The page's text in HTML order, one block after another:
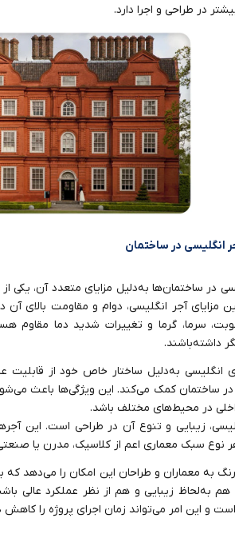
در طراحی و اجرا دارد.
انگلیسی در ساختمان
در ساختمان‌ها به‌دلیل مزایای متعدد آن،
مزایای آجر انگلیسی، دوام و مقاومت بالای
سرما، گرما و تغییرات شدید دما مقاوم
داشته‌باشند.
انگلیسی به‌دلیل ساختار خاص خود از قابلیت
در ساختمان کمک می‌کند. این ویژگی‌ها باعث
در محیط‌های مختلف باشد.
زیبایی و تنوع آن در طراحی است. این
هر نوع سبک معماری اعم از کلاسیک، مدرن یا
به معماران و طراحان این امکان را می‌دهد که
به‌لحاظ زیبایی و هم از نظر عملکرد عالی
و این امر می‌تواند زمان اجرای پروژه را